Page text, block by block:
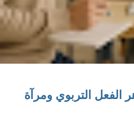
الفعل التربوي ومرآة